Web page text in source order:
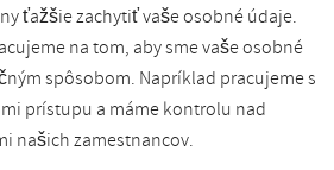
ťažšie zachytiť vaše osobné údaje.
na tom, aby sme vaše osobné
spôsobom. Napríklad pracujeme s
prístupu a máme kontrolu nad
našich zamestnancov.